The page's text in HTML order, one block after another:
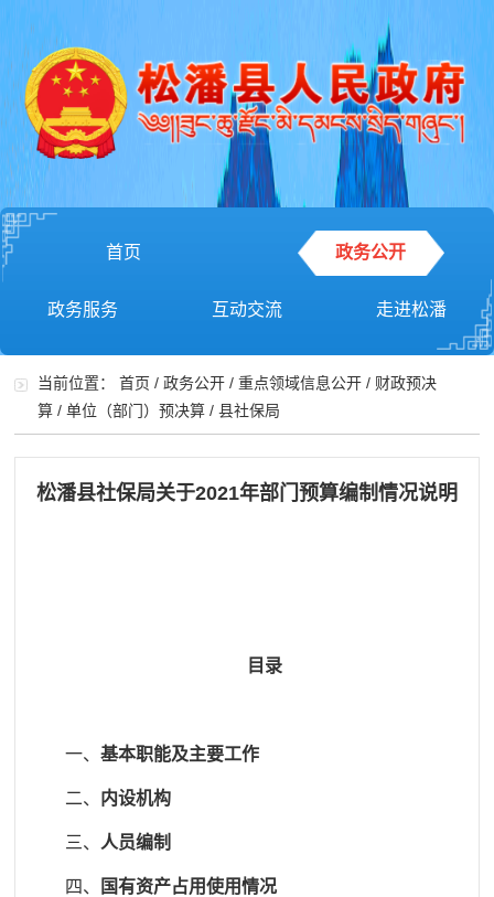
首页 政务公开
政务服务 互动交流 走进松潘
当前位置：首页 /政务公开 /重点领域信息公开 / 财政预决
算 /单位（部门）预决算 /县社保局
松潘县社保局关于2021年部门预算编制情况说明
目录
一、基本职能及主要工作
二、 内设机构
三、 人员编制
四、 国有资产占用使用情况